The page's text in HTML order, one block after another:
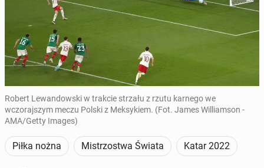
Robert Lewandowski w trakcie strzału z rzutu karnego we
wczorajszym meczu Polski z Meksykiem. (Fot. James Williamson -
AMA/Getty Images)
Piłka nożna Mistrzostwa Świata Katar 2022